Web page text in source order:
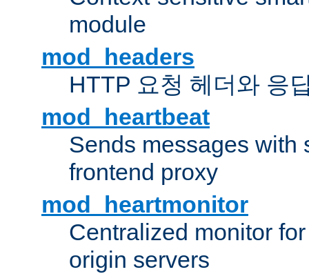
module
mod_headers
HTTP 요청 헤더와 응
mod_heartbeat
Sends messages with
frontend proxy
mod_heartmonitor
Centralized monitor
origin servers